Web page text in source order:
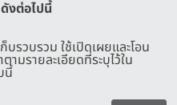
งต่อไปนี้
บรวบรวม ใช้เปิดเผยและโอน
มรายละเอียดที่ระบุไว้ใน
นี้